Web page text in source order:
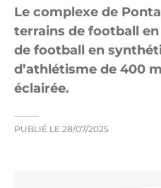
Le complexe de
terrains de football
de football en
d’athlétisme de 400
éclairée.
PUBLIÉ LE 28/07/2025